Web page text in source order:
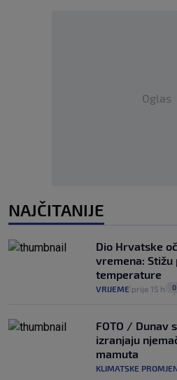
Oglas
NAJČITANIJE
Dio Hrvatske
vremena: Stižu
temperature
VRIJEME prije 15 h 0
FOTO / Dunav
izranjaju
mamuta
KLIMATSKE